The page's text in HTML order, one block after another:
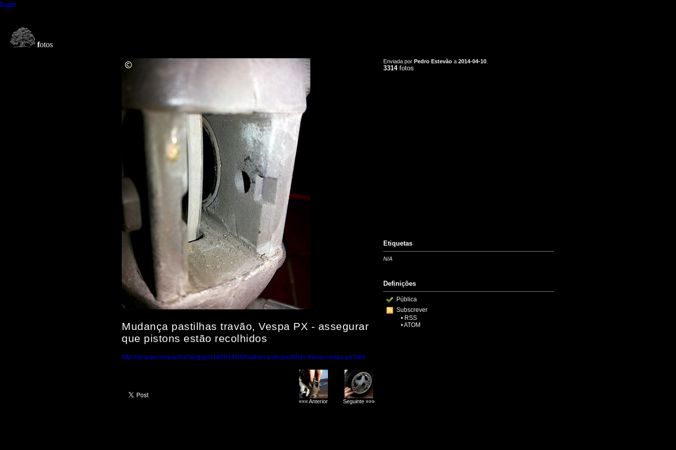
login
fotos
Mudança pastilhas travão, Vespa PX - assegurar
que pistons estão recolhidos
http://vespaecompanhia.blogspot.pt/2014/04/mudanca-de-pastilhas-travao-vespa-px.html
««« Anterior Seguinte »»»
Enviada por Pedro Estevão a 2014-04-10
3314fotos
Etiquetas
N/A
Definições
Pública
Subscrever
• RSS
•ATOM